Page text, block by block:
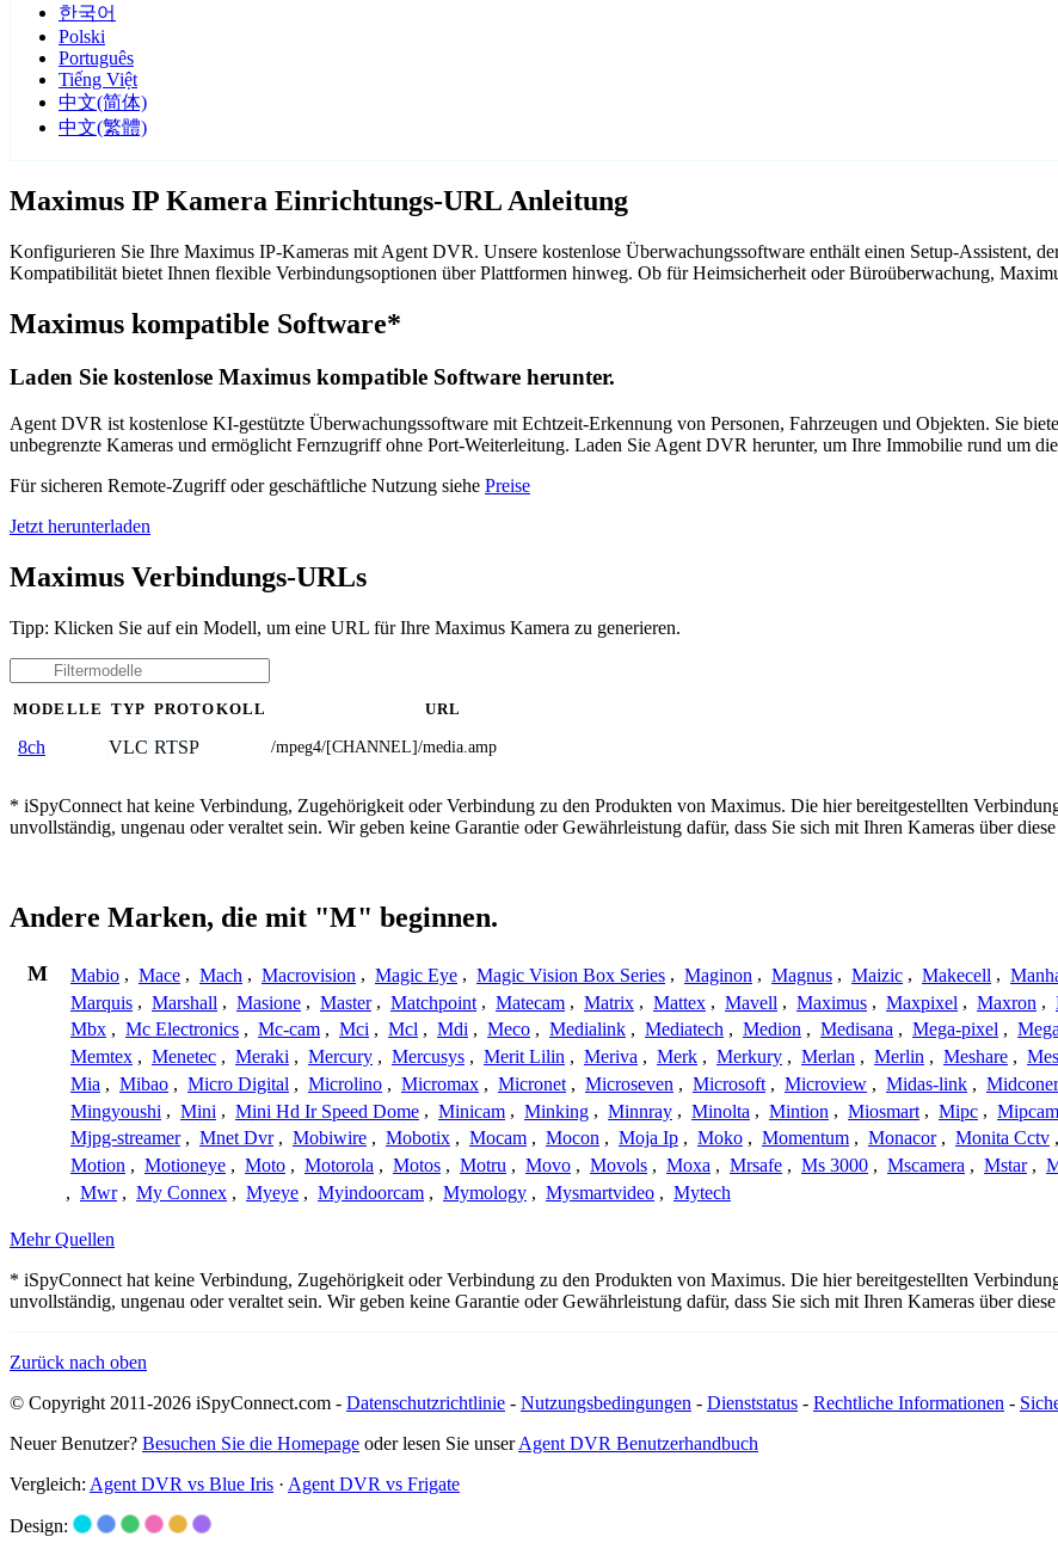
한국어
Polski
Português
Tiếng Việt
中文(简体)
中文(繁體)
Maximus IP Kamera Einrichtungs-URL Anleitung
Konfigurieren Sie Ihre Maximus IP-Kameras mit Agent DVR. Unsere kostenlose Überwachungssoftware enthält einen Setup-Assistent,
Kompatibilität bietet Ihnen flexible Verbindungsoptionen über Plattformen hinweg. Ob für Heimsicherheit oder Büroüberwachung,
Maximus kompatible Software*
Laden Sie kostenlose Maximus kompatible Software herunter.
Agent DVR ist kostenlose KI-gestützte Überwachungssoftware mit Echtzeit-Erkennung von Personen, Fahrzeugen und Objekten. Sie
unbegrenzte Kameras und ermöglicht Fernzugriff ohne Port-Weiterleitung. Laden Sie Agent DVR herunter, um Ihre Immobilie rund um
Für sicheren Remote-Zugriff oder geschäftliche Nutzung siehe Preise
Jetzt herunterladen
Maximus Verbindungs-URLs
Tipp: Klicken Sie auf ein Modell, um eine URL für Ihre Maximus Kamera zu generieren.
MODELLE TYP PROTOKOLL URL
8ch VLC RTSP /mpeg4/[CHANNEL]/media.amp
* iSpyConnect hat keine Verbindung, Zugehörigkeit oder Verbindung zu den Produkten von Maximus. Die hier bereitgestellten
unvollständig, ungenau oder veraltet sein. Wir geben keine Garantie oder Gewährleistung dafür, dass Sie sich mit Ihren Kameras über
Andere Marken, die mit "M" beginnen.
M Mabio , Mace , Mach , Macrovision , Magic Eye , Magic Vision Box Series , Maginon , Magnus , Maizic , Makecell ,
Marquis , Marshall , Masione , Master , Matchpoint , Matecam , Matrix , Mattex , Mavell , Maximus , Maxpixel , Maxron ,
Mbx , Mc Electronics , Mc-cam , Mci , Mcl , Mdi , Meco , Medialink , Mediatech , Medion , Medisana , Mega-pixel ,
Memtex , Menetec , Meraki , Mercury , Mercusys , Merit Lilin , Meriva , Merk , Merkury , Merlan , Merlin , Meshare ,
Mia , Mibao , Micro Digital , Microlino , Micromax , Micronet , Microseven , Microsoft , Microview , Midas-link , Midconer
Mingyoushi , Mini , Mini Hd Ir Speed Dome , Minicam , Minking , Minnray , Minolta , Mintion , Miosmart , Mipc , Mipcam
Mjpg-streamer , Mnet Dvr , Mobiwire , Mobotix , Mocam , Mocon , Moja Ip , Moko , Momentum , Monacor , Monita Cctv ,
Motion , Motioneye , Moto , Motorola , Motos , Motru , Movo , Movols , Moxa , Mrsafe , Ms 3000 , Mscamera , Mstar ,
, Mwr , My Connex , Myeye , Myindoorcam , Mymology , Mysmartvideo , Mytech
Mehr Quellen
* iSpyConnect hat keine Verbindung, Zugehörigkeit oder Verbindung zu den Produkten von Maximus. Die hier bereitgestellten
unvollständig, ungenau oder veraltet sein. Wir geben keine Garantie oder Gewährleistung dafür, dass Sie sich mit Ihren Kameras über
Zurück nach oben
© Copyright 2011-2026 iSpyConnect.com - Datenschutzrichtlinie - Nutzungsbedingungen - Dienststatus - Rechtliche Informationen -
Neuer Benutzer? Besuchen Sie die Homepage oder lesen Sie unserAgent DVR Benutzerhandbuch
Vergleich: Agent DVR vs Blue Iris · Agent DVR vs Frigate
Design: